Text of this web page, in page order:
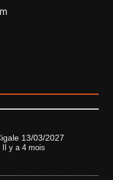
13/03/2027
Il y a 4 mois